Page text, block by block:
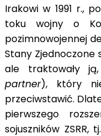
Irakowi w 1991 r.,
toku wojny o
pozimnowojennej
Stany Zjednoczone
ale traktowały
partner), który
przeciwstawić.
pierwszego
sojuszników